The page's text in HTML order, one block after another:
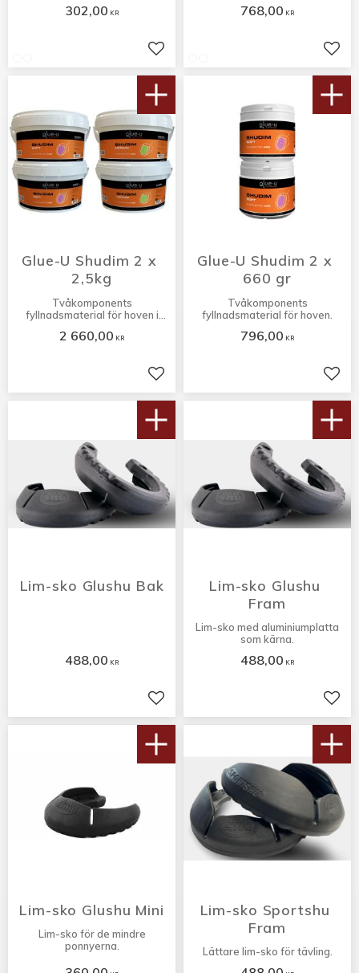
302,00 KR
Lägg till i favoriter
768,00 KR
Glue-U Shudim 2 x
2,5kg
Tvåkomponents
fyllnadsmaterial för hoven i
2 660,00 KR
Lägg till i favoriter
Glue-U Shudim 2 x
660 gr
Tvåkomponents
fyllnadsmaterial för hoven.
796,00 KR
Lim-sko Glushu Bak
488,00 KR
Lägg till i favoriter
Lim-sko Glushu
Fram
Lim-sko med aluminiumplatta
som kärna.
488,00 KR
Lim-sko Glushu Mini
Lim-sko för de mindre
ponnyerna.
Lim-sko Sportshu
Fram
Lättare lim-sko för tävling.